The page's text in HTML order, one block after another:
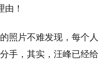
照片不难发现，每个人
手，其实，汪峰已经给